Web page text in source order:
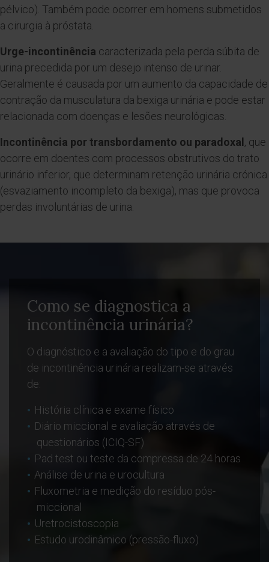
pélvico). Também pode ocorrer em homens submetidos
a cirurgia à próstata.
Urge-incontinência caracterizada pela perda súbita de
urina precedida por um desejo intenso de urinar.
Geralmente é causada por um aumento da capacidade de
contração da musculatura da bexiga urinária e pode estar
relacionada com doenças e lesões neurológicas.
Incontinência por transbordamento ou paradoxal , que
ocorre em doentes com processos obstrutivos do trato
urinário inferior, que determinam retenção urinária crónica
(esvaziamento incompleto da bexiga), mas que provoca
perdas involuntárias de urina.
Como se diagnostica a
incontinência urinária?
O diagnóstico e a avaliação do tipo e do grau
de incontinência urinária realizam-se através
de:
História clínica e exame físico
Diário miccional e avaliação através de
questionários (ICIQ-SF)
Pad test ou teste da compressa de 24 horas
Análise de urina e urocultura
Fluxometria e medição do resíduo pós-
miccional
Uretrocistoscopia
Estudo urodinâmico (pressão-fluxo)